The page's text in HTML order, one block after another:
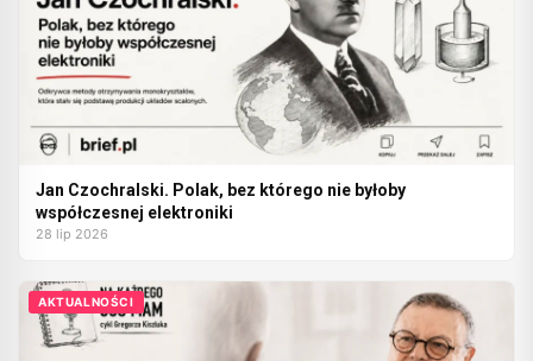
Jan Czochralski. Polak, bez którego nie byłoby
współczesnej elektroniki
28 lip 2026
AKTUALNOŚCI